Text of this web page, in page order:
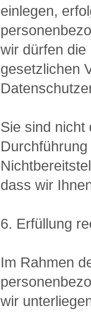
einlegen,
wir dürfen
gesetzlichen
Sie sind nicht
dass wir
6. Erfüllung
Im Rahmen
wir